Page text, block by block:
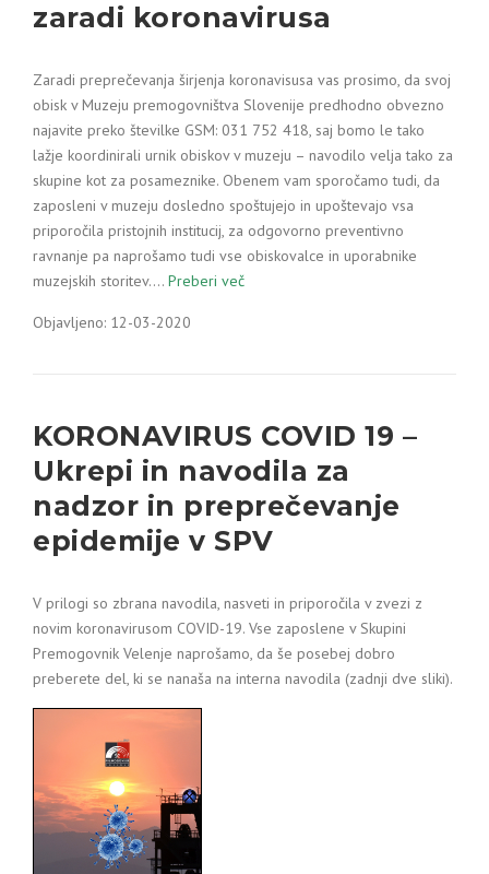
zaradi koronavirusa
Zaradi preprečevanja širjenja koronavisusa vas prosimo, da svoj
obisk v Muzeju premogovništva Slovenije predhodno obvezno
najavite preko številke GSM: 031 752 418, saj bomo le tako
lažje koordinirali urnik obiskov v muzeju – navodilo velja tako za
skupine kot za posameznike. Obenem vam sporočamo tudi, da
zaposleni v muzeju dosledno spoštujejo in upoštevajo vsa
priporočila pristojnih institucij, za odgovorno preventivno
ravnanje pa naprošamo tudi vse obiskovalce in uporabnike
muzejskih storitev.… Preberi več
Objavljeno: 12-03-2020
KORONAVIRUS COVID 19 –
Ukrepi in navodila za
nadzor in preprečevanje
epidemije v SPV
V prilogi so zbrana navodila, nasveti in priporočila v zvezi z
novim koronavirusom COVID-19. Vse zaposlene v Skupini
Premogovnik Velenje naprošamo, da še posebej dobro
preberete del, ki se nanaša na interna navodila (zadnji dve sliki).